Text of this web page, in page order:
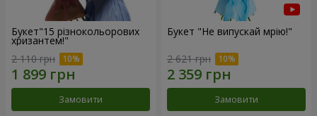
Букет"15 різнокольорових
хризантем!"
2 110 грн
Замовити
Букет "Не випускай мрію!"
2 621 грн
Замовити